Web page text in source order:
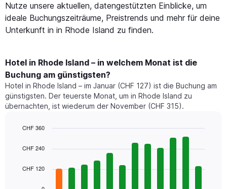
Nutze unsere aktuellen, datengestützten Einblicke, um
ideale Buchungszeiträume, Preistrends und mehr für deine
Unterkunft in in Rhode Island zu finden.
Hotel in Rhode Island – in welchem Monat ist die
Buchung am günstigsten?
Hotel in Rhode Island – im Januar (CHF 127) ist die Buchung am
günstigsten. Der teuerste Monat, um in Rhode Island zu
übernachten, ist wiederum der November (CHF 315).
chart
bars.
graphic.
CHF 120
CHF 240
CHF 360